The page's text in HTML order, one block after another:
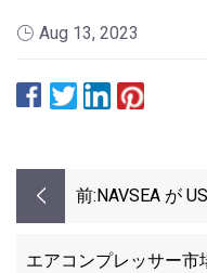
Aug 13, 2023
前: NAVSEA が
エアコンプレッサー市